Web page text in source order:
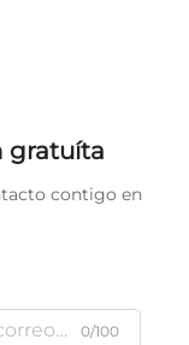
gratuíta
contigo en
0/100